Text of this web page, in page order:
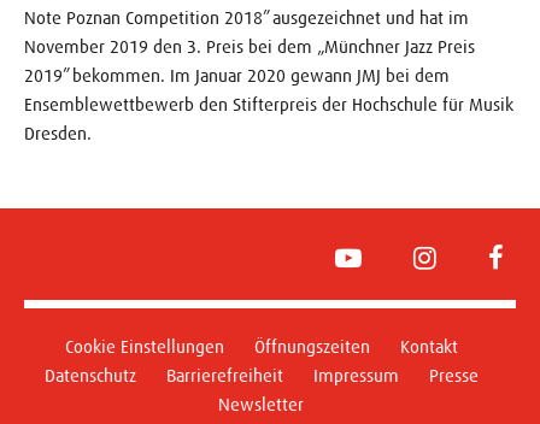
Note Poznan Competition 2018” ausgezeichnet und hat im
November 2019 den 3. Preis bei dem „Münchner Jazz Preis
2019” bekommen. Im Januar 2020 gewann JMJ bei dem
Ensemblewettbewerb den Stifterpreis der Hochschule für Musik
Dresden.
YouTube Instagram
Cookie Einstellungen Öffnungszeiten
Kontakt
Datenschutz
Barrierefreiheit Impressum
Presse
Newsletter